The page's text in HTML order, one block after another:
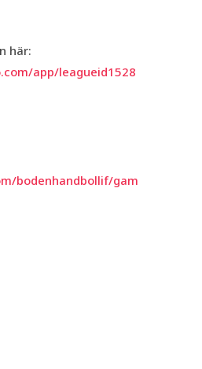
här:
app/leagueid1528
bodenhandbollif/gam